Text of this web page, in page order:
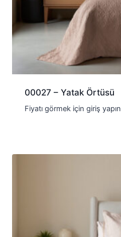
00027 – Yatak Örtüsü
Fiyatı görmek için giriş yapın